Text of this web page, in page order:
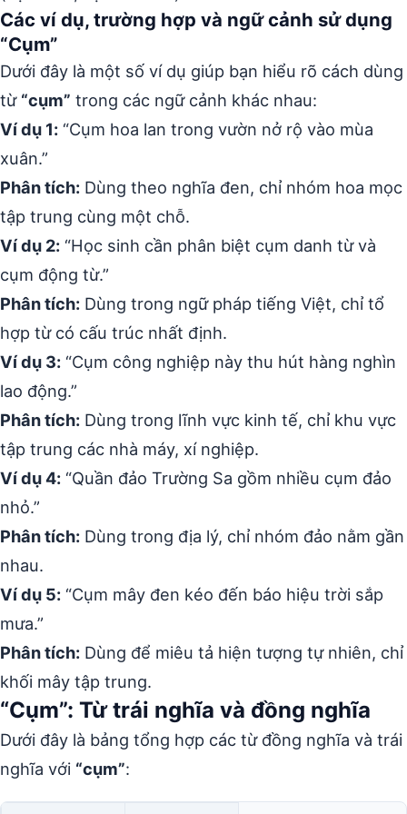
Các ví dụ, trường hợp và ngữ cảnh sử dụng
“Cụm”
Dưới đây là một số ví dụ giúp bạn hiểu rõ cách dùng
từ “cụm” trong các ngữ cảnh khác nhau:
Ví dụ 1: “Cụm hoa lan trong vườn nở rộ vào mùa
xuân.”
Phân tích: Dùng theo nghĩa đen, chỉ nhóm hoa mọc
tập trung cùng một chỗ.
Ví dụ 2: “Học sinh cần phân biệt cụm danh từ và
cụm động từ.”
Phân tích: Dùng trong ngữ pháp tiếng Việt, chỉ tổ
hợp từ có cấu trúc nhất định.
Ví dụ 3: “Cụm công nghiệp này thu hút hàng nghìn
lao động.”
Phân tích: Dùng trong lĩnh vực kinh tế, chỉ khu vực
tập trung các nhà máy, xí nghiệp.
Ví dụ 4: “Quần đảo Trường Sa gồm nhiều cụm đảo
nhỏ.”
Phân tích: Dùng trong địa lý, chỉ nhóm đảo nằm gần
nhau.
Ví dụ 5: “Cụm mây đen kéo đến báo hiệu trời sắp
mưa.”
Phân tích: Dùng để miêu tả hiện tượng tự nhiên, chỉ
khối mây tập trung.
“Cụm”: Từ trái nghĩa và đồng nghĩa
Dưới đây là bảng tổng hợp các từ đồng nghĩa và trái
nghĩa với “cụm”: